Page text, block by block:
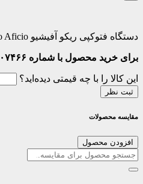
دستگاه فتوکپی ریکو آفیشیو mp7502 Richo Aficio
برای خرید محصول با شماره ۰۹۱۳۱۰۰۷۴۶۶ تماس بگیرید
این کالا را با چه قیمتی دیده‌اید؟
ثبت نظر
مقایسه محصولات
افزودن محصول